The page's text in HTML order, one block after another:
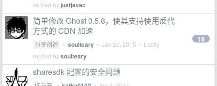
replied by justjavac
简单修改 Ghost 0.5.8，使其支持使用反代
方式的 CDN 加速
分享创造 • soulteary • Jan 26, 2015 • Lastly
replied bysoulteary
18
sharesdk 配置的安全问题